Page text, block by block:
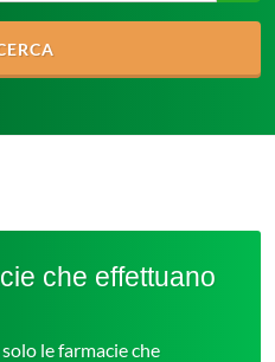
che effettuano
le farmacie che